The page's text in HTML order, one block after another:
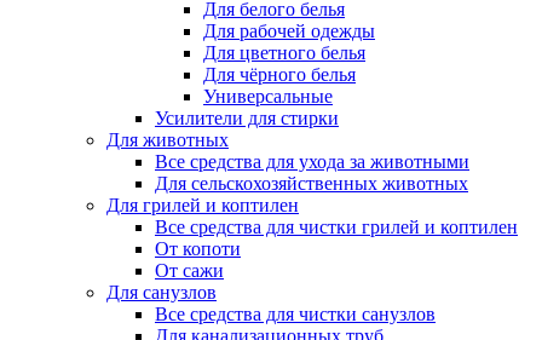
Для белого белья
Для рабочей одежды
Для цветного белья
Для чёрного белья
Универсальные
Усилители для стирки
Для животных
Все средства для ухода за животными
Для сельскохозяйственных животных
Для грилей и коптилен
Все средства для чистки грилей и коптилен
От копоти
От сажи
Для санузлов
Все средства для чистки санузлов
Для канализационных труб